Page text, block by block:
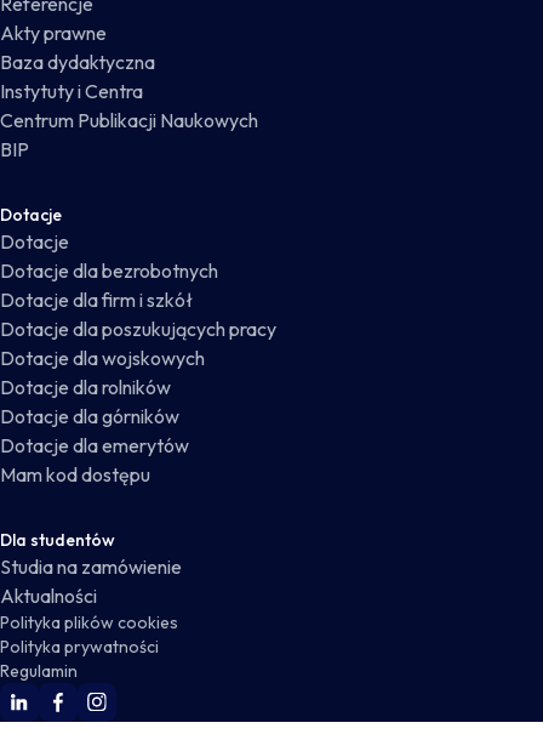
Akty prawne
Baza dydaktyczna
Instytuty i Centra
Centrum Publikacji Naukowych
BIP
Dotacje
Dotacje
Dotacje dla bezrobotnych
Dotacje dla firm i szkół
Dotacje dla poszukujących pracy
Dotacje dla wojskowych
Dotacje dla rolników
Dotacje dla górników
Dotacje dla emerytów
Mam kod dostępu
Dla studentów
Studia na zamówienie
Aktualności
Polityka plików cookies
Polityka prywatności
Regulamin
WSKZ Linkedin
WSKZ Facebook
WSKZ Instagram